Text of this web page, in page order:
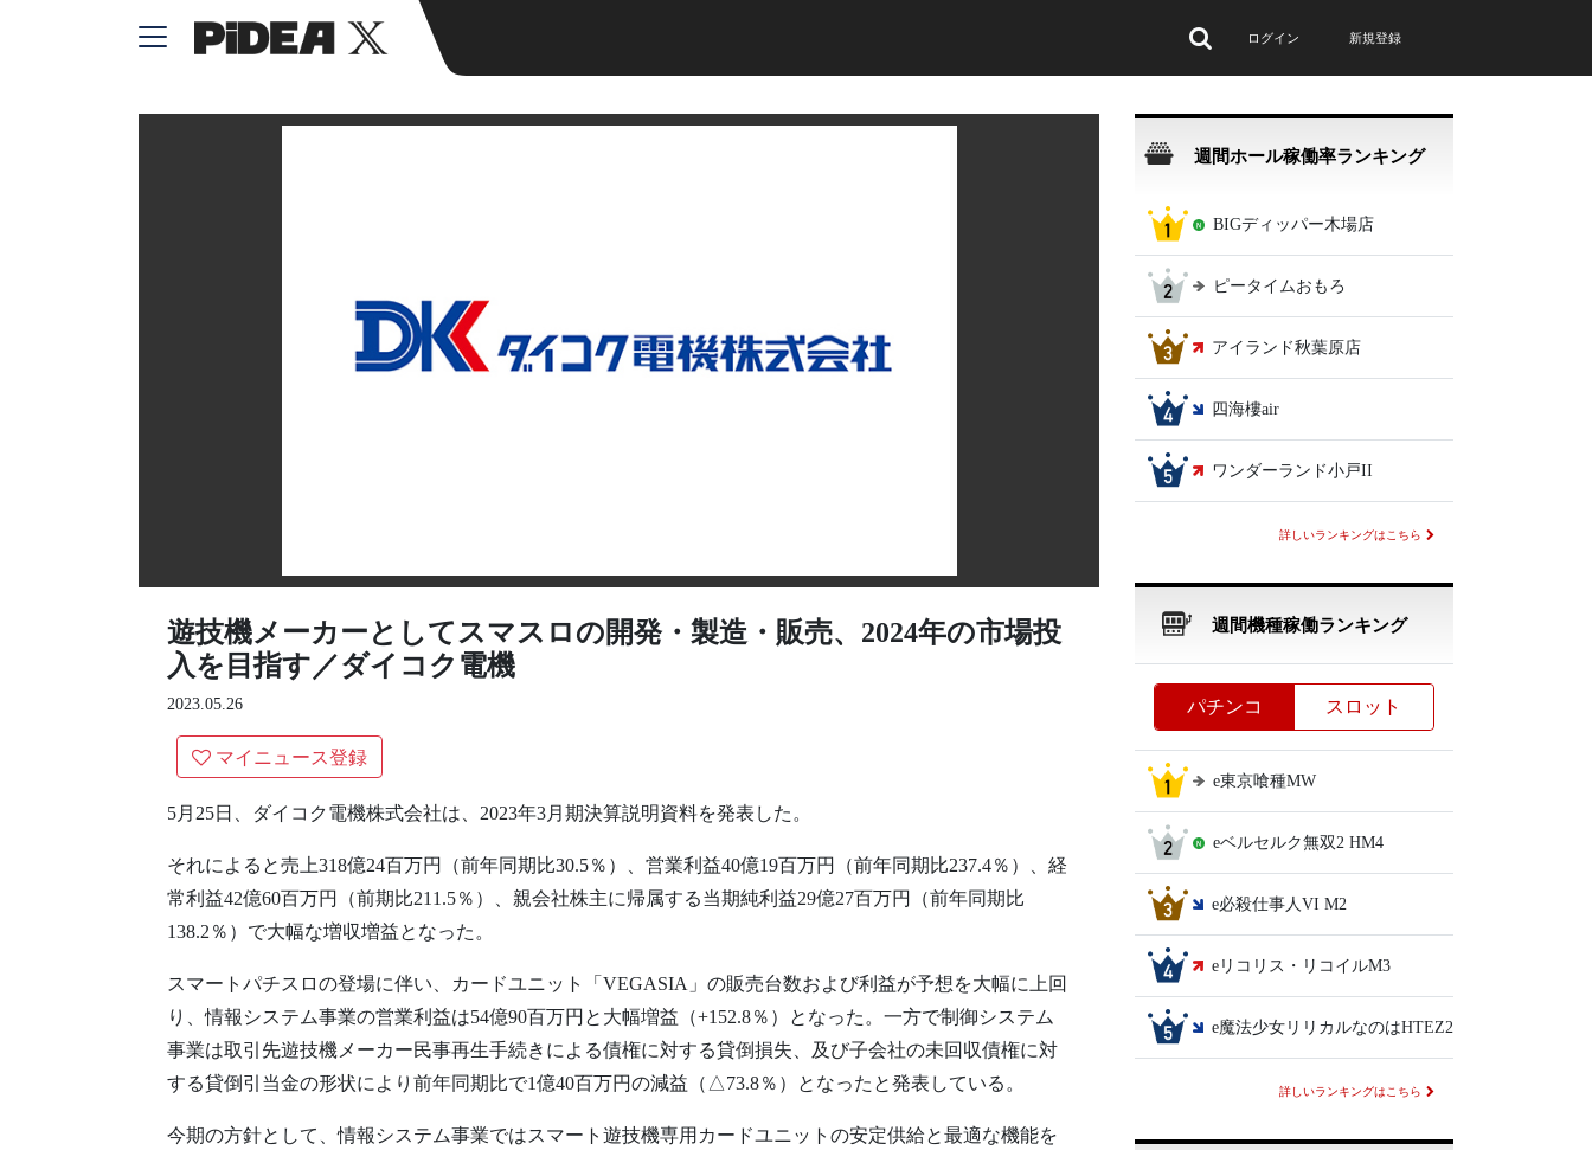
ログイン 新規登録
遊技機メーカーとしてスマスロの開発・製造・販売、2024年の市場投
入を目指す／ダイコク電機
2023.05.26
マイニュース登録
5月25日、ダイコク電機株式会社は、2023年3月期決算説明資料を発表した。
それによると売上318億24百万円（前年同期比30.5％）、営業利益40億19百万円（前年同期比237.4％）、経
常利益42億60百万円（前期比211.5％）、親会社株主に帰属する当期純利益29億27百万円（前年同期比
138.2％）で大幅な増収増益となった。
スマートパチスロの登場に伴い、カードユニット「VEGASIA」の販売台数および利益が予想を大幅に上回
り、情報システム事業の営業利益は54億90百万円と大幅増益（+152.8％）となった。一方で制御システム
事業は取引先遊技機メーカー民事再生手続きによる債権に対する貸倒損失、及び子会社の未回収債権に対
する貸倒引当金の形状により前年同期比で1億40百万円の減益（△73.8％）となったと発表している。
今期の方針として、情報システム事業ではスマート遊技機専用カードユニットの安定供給と最適な機能を
週間ホール稼働率ランキング
BIGディッパー木場店
ピータイムおもろ
アイランド秋葉原店
四海樓air
ワンダーランド小戸II
詳しいランキングはこちら
週間機種稼働ランキング
パチンコ スロット
e東京喰種MW
eベルセルク無双2 HM4
e必殺仕事人VI M2
eリコリス・リコイルM3
e魔法少女リリカルなのはHTEZ2
詳しいランキングはこちら